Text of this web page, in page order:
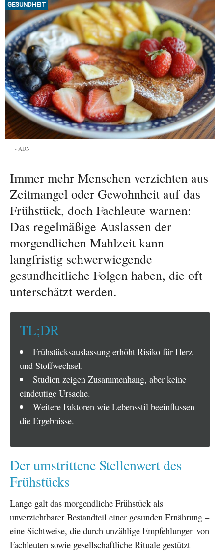
GESUNDHEIT
ADN
Immer mehr Menschen verzichten aus
Zeitmangel oder Gewohnheit auf das
Frühstück, doch Fachleute warnen:
Das regelmäßige Auslassen der
morgendlichen Mahlzeit kann
langfristig schwerwiegende
gesundheitliche Folgen haben, die oft
unterschätzt werden.
TL;DR
Frühstücksauslassung erhöht Risiko für Herz
und Stoffwechsel.
Studien zeigen Zusammenhang, aber keine
eindeutige Ursache.
Weitere Faktoren wie Lebensstil beeinflussen
die Ergebnisse.
Der umstrittene Stellenwert des
Frühstücks
Lange galt das morgendliche Frühstück als
unverzichtbarer Bestandteil einer gesunden Ernährung –
eine Sichtweise, die durch unzählige Empfehlungen von
Fachleuten sowie gesellschaftliche Rituale gestützt